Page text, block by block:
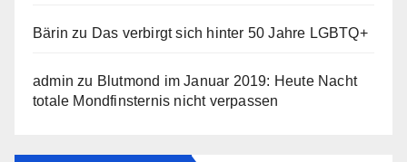
Bärin zu Das verbirgt sich hinter 50 Jahre LGBTQ+
admin zu Blutmond im Januar 2019: Heute Nacht
totale Mondfinsternis nicht verpassen